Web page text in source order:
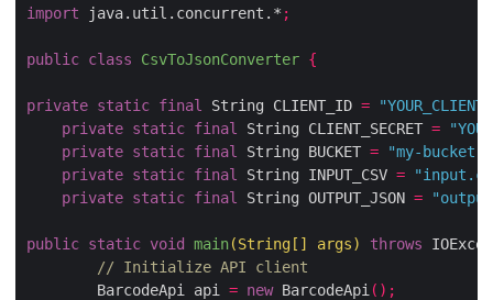
import java.util.concurrent.*
public class CsvToJsonConverter
private static final String CLIENT_ID
private static final String CLIENT_SECRET
private static final String BUCKET
"my-
private static final String INPUT_CSV
private static final String OUTPUT_JSON
public static void main(String [] args ) throws
// Initialize API client
        BarcodeApi api
= new BarcodeApi ();